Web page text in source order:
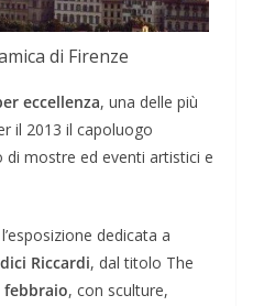
di Firenze
eccellenza, una delle più
il 2013 il capoluogo
di mostre ed eventi artistici e
dedicata a
Riccardi, dal titolo The
febbraio, con sculture,